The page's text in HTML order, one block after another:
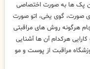
پک ها به صورت اختصاصی
صورت، گوی یخی، اتو صورت
هرگونه روش های مراقبتی
کارایی هرکدام آن ها آشنایی
مراقبت از پوست و مو